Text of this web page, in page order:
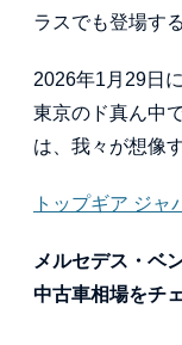
ラスでも登場す
2026年1月29日
東京のド真ん中
は、我々が想像
トップギア ジ
メルセデス・ベ
中古車相場をチ